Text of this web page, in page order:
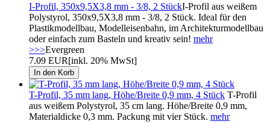
I-Profil, 350x9,5X3,8 mm - 3/8, 2 StückI-Profil aus weißem
Polystyrol, 350x9,5X3,8 mm - 3/8, 2 Stück. Ideal für den
Plastikmodellbau, Modelleisenbahn, im Architekturmodellbau
oder einfach zum Basteln und kreativ sein! mehr
>>>Evergreen
7.09 EUR[inkl. 20% MwSt]
T-Profil, 35 mm lang, Höhe/Breite 0,9 mm, 4 Stück T-Profil
aus weißem Polystyrol, 35 cm lang. Höhe/Breite 0,9 mm,
Materialdicke 0,3 mm. Packung mit vier Stück. mehr